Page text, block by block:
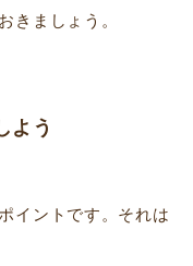
きましょう。
よう
イントです。それは